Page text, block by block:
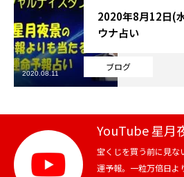
ブログ
お知らせ
テニス
スポーツ
ブログ
2020年8月12日(
ウナ占い
2020.08.11
YouTube 星月
宝くじを買う前に見な
運予報。一粒万倍日よ